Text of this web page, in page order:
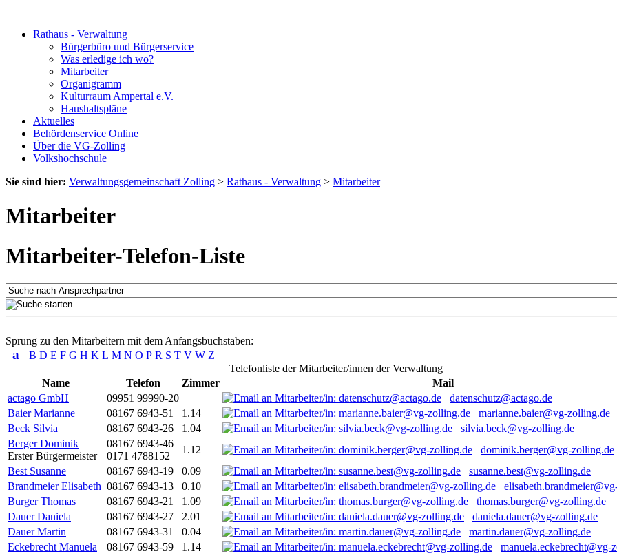
Rathaus - Verwaltung
Bürgerbüro und Bürgerservice
Was erledige ich wo?
Mitarbeiter
Organigramm
Kulturraum Ampertal e.V.
Haushaltspläne
Aktuelles
Behördenservice Online
Über die VG-Zolling
Volkshochschule
Sie sind hier: Verwaltungsgemeinschaft Zolling > Rathaus - Verwaltung > Mitarbeiter
Mitarbeiter
Mitarbeiter-Telefon-Liste
Sprung zu den Mitarbeitern mit dem Anfangsbuchstaben:
a B D E F G H K L M N O P R S T V W Z
Telefonliste der Mitarbeiter/innen der Verwaltung
Name
Telefon Zimmer
Mail
actago GmbH
09951 99990-20
datenschutz@actago.de
Baier Marianne
08167 6943-51 1.14
marianne.baier@vg-zolling.de
Beck Silvia
08167 6943-26 1.04
silvia.beck@vg-zolling.de
Berger Dominik
Erster Bürgermeister
08167 6943-46
0171 4788152
1.12
dominik.berger@vg-zolling.de
Best Susanne
08167 6943-19 0.09
susanne.best@vg-zolling.de
Brandmeier Elisabeth 08167 6943-13 0.10
Burger Thomas
08167 6943-21 1.09
thomas.burger@vg-zolling.de
Dauer Daniela
08167 6943-27 2.01
daniela.dauer@vg-zolling.de
Dauer Martin
08167 6943-31 0.04
martin.dauer@vg-zolling.de
Eckebrecht Manuela
08167 6943-59 1.14
manuela.eckebrecht@vg-